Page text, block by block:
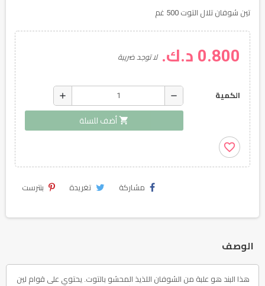
تين شوفان تلال التوت 500 غم
0.800 د.ك. لا توجد ضريبة
الكمية remove
add
shopping_cart أضف للسلة
favorite_border
مشاركة تغريدة بنترست
الوصف
هذا البند هو علبة من الشوفان اللذيذ المحشو بالتوت. يحتوي على قوام لين